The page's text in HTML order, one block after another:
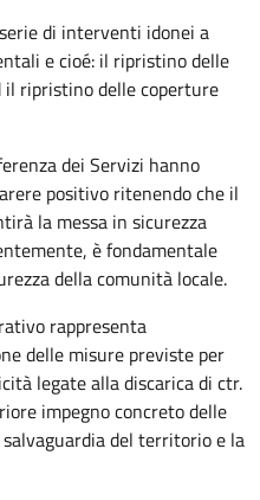
di interventi idonei a
e cioé: il ripristino delle
il ripristino delle coperture
dei Servizi hanno
positivo ritenendo che il
la messa in sicurezza
è fondamentale
della comunità locale.
rappresenta
delle misure previste per
legate alla discarica di ctr.
impegno concreto delle
del territorio e la